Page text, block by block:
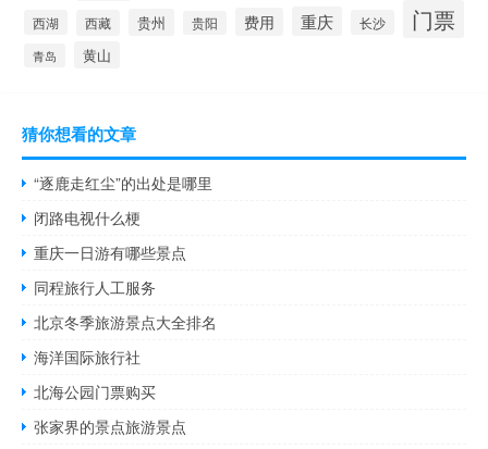
西湖 西藏 贵州 贵阳 费用 重庆 长沙 门票
青岛 黄山
猜你想看的文章
“逐鹿走红尘”的出处是哪里
闭路电视什么梗
重庆一日游有哪些景点
同程旅行人工服务
北京冬季旅游景点大全排名
海洋国际旅行社
北海公园门票购买
张家界的景点旅游景点